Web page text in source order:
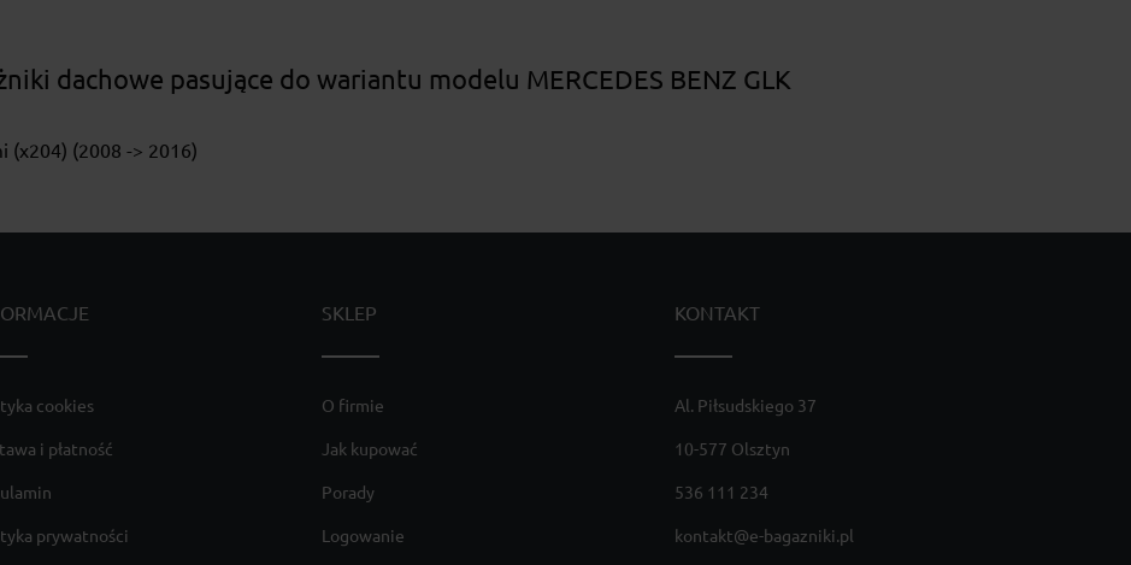
dachowe pasujące do wariantu modelu MERCEDES BENZ GLK
(x204) (2008 -> 2016)
cookies
i płatność
prywatności
SKLEP
O firmie
Jak kupować
Porady
Logowanie
KONTAKT
Al. Piłsudskiego 37
10-577 Olsztyn
536 111 234
kontakt@e-bagazniki.pl